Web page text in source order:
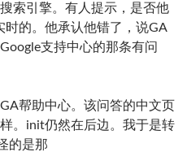
索引擎。有人提示，是否他
的。他承认他错了，说GA
支持中心的那条有问
帮助中心。该问答的中文页
。init仍然在后边。我于是转
的是那